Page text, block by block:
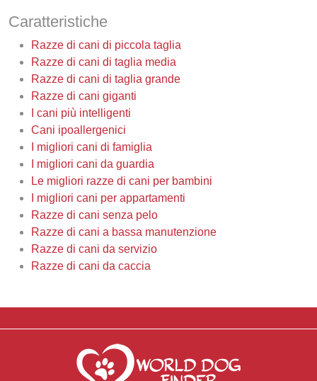
Caratteristiche
Razze di cani di piccola taglia
Razze di cani di taglia media
Razze di cani di taglia grande
Razze di cani giganti
I cani più intelligenti
Cani ipoallergenici
I migliori cani di famiglia
I migliori cani da guardia
Le migliori razze di cani per bambini
I migliori cani per appartamenti
Razze di cani senza pelo
Razze di cani a bassa manutenzione
Razze di cani da servizio
Razze di cani da caccia